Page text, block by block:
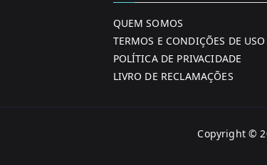
QUEM SOMOS
TERMOS E CONDIÇÕES DE USO
POLÍTICA DE PRIVACIDADE
LIVRO DE RECLAMAÇÕES
Copyright ©